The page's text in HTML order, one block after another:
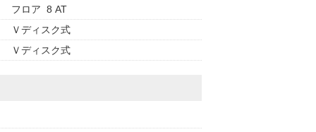
フロア 8 AT
Ｖディスク式
Ｖディスク式